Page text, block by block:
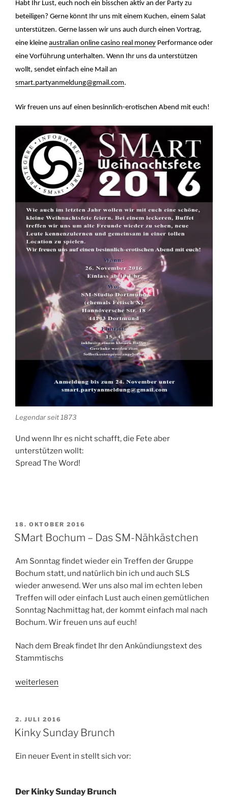
Habt Ihr Lust, euch noch ein bisschen aktiv an der Party zu
beteiligen? Gerne könnt Ihr uns mit einem Kuchen, einem Salat
unterstützen. Gerne lassen wir uns auch durch einen Vortrag,
eine kleine australian online casino real money Performance oder
eine Vorführung unterhalten. Wenn Ihr uns da unterstützen
wollt, sendet einfach eine Mail an
smart.partyanmeldung@gmail.com.
Wir freuen uns auf einen besinnlich-erotischen Abend mit euch!
Legendar seit 1873
Und wenn Ihr es nicht schafft, die Fete aber
unterstützen wollt:
Spread The Word!
VERÖFFENTLICHT
AM
18. OKTOBER 2016
SMart Bochum – Das SM-Nähkästchen
Am Sonntag findet wieder ein Treffen der Gruppe
Bochum statt, und natürlich bin ich und auch SLS
wieder anwesend. Wer uns also mal im echten leben
Treffen will oder einfach Lust auch einen gemütlichen
Sonntag Nachmittag hat, der kommt einfach mal nach
Bochum. Wir freuen uns auf euch!
Nach dem Break findet Ihr den Ankündiungstext des
Stammtischs
„SMart
Das
SM-
weiterlesen
VERÖFFENTLICHT
AM
2. JULI 2016
Kinky Sunday Brunch
Ein neuer Event in stellt sich vor:
Der Kinky Sunday Brunch